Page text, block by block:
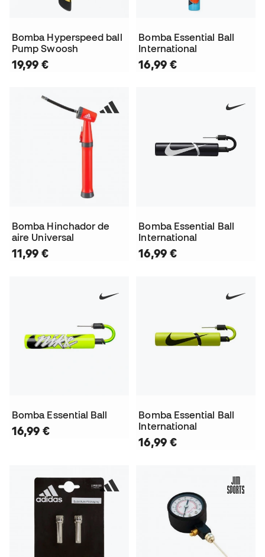
Bomba Hyperspeed ball
Pump Swoosh
19,99 €
Bomba Essential Ball
International
16,99 €
Bomba Hinchador de
aire Universal
11,99 €
Bomba Essential Ball
International
16,99 €
Bomba Essential Ball
16,99 €
Bomba Essential Ball
International
16,99 €